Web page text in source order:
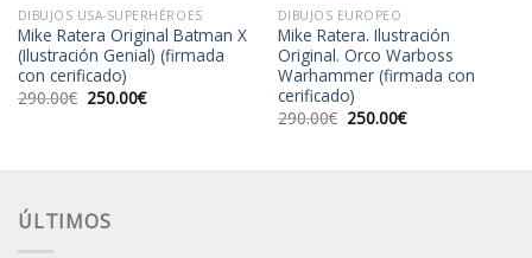
lista de
deseos
DIBUJOS USA-SUPERHÉROES
Mike Ratera Original Batman X
(Ilustración Genial) (firmada
con cerificado)
290.00€ El
precio
250.00€El
precio
DIBUJOS EUROPEO
Mike Ratera. Ilustración
Original. Orco Warboss
Warhammer (firmada con
cerificado)
290.00€ El
precio
290.00€.
250.00€El
precio
250.00€.
ÚLTIMOS